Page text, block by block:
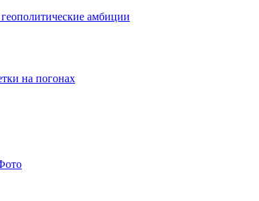
амбиции
на погонах